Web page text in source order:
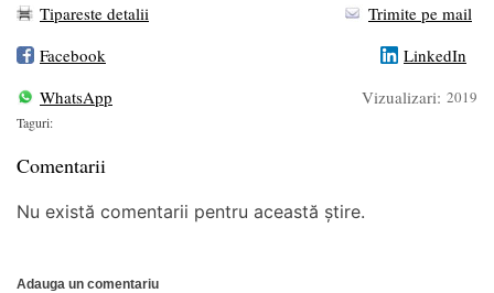
Tipareste detalii
Trimite pe mail
Facebook
LinkedIn
WhatsApp
Vizualizari: 2019
Taguri:
Comentarii
Nu există comentarii pentru această știre.
Adauga un comentariu